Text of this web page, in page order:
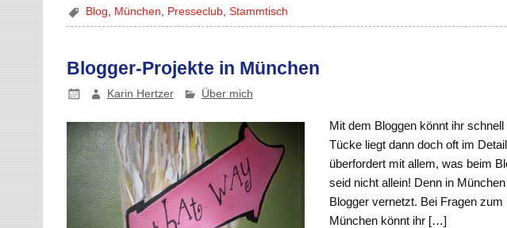
Blog München Presseclub ,Stammtisch
Blogger-Projekte in München
Karin Hertzer Über mich
Mit dem Bloggen könnt ihr
Tücke liegt dann doch oft im
überfordert mit allem, was beim
seid nicht allein! Denn in
Blogger vernetzt. Bei Fragen
München könnt ihr […]